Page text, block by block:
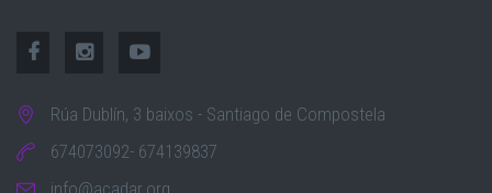
Rúa Dublín, 3 baixos - Santiago de Compostela
674073092- 674139837
info@acadar.org